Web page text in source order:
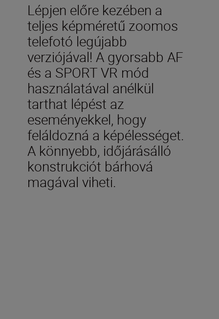
Lépjen előre kezében a
teljes képméretű zoomos
telefotó legújabb
verziójával! A gyorsabb AF
és a SPORT VR mód
használatával anélkül
tarthat lépést az
eseményekkel, hogy
feláldozná a képélességet.
A könnyebb, időjárásálló
konstrukciót bárhová
magával viheti.